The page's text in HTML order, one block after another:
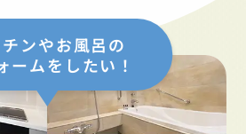
ンやお風呂の
ームをしたい！